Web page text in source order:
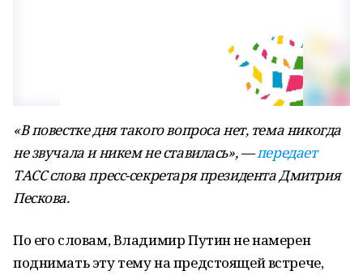
«В повестке дня такого вопроса нет, тема никогда
не звучала и никем не ставилась», —передает
ТАСС слова пресс-секретаря президента Дмитрия
Пескова.
По его словам, Владимир Путин не намерен
поднимать эту тему на предстоящей встрече,